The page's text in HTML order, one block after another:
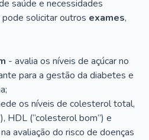
saúde e necessidades
pode solicitar outros exames,
- avalia os níveis de açúcar no
para a gestão da diabetes e
os níveis de colesterol total,
HDL (“colesterol bom”) e
avaliação do risco de doenças